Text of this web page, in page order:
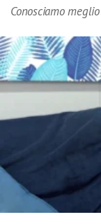
Conosciamo